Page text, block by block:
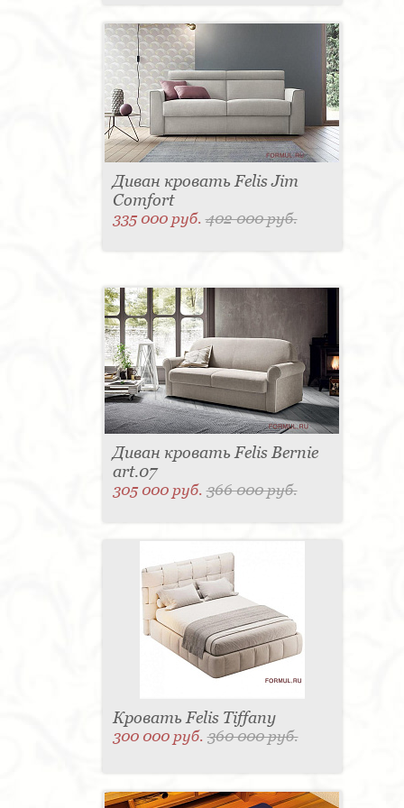
Диван кровать Felis Jim
Comfort
335 000 руб.402 000 руб.
Диван кровать Felis Bernie
art.07
305 000 руб.366 000 руб.
Кровать Felis Tiffany
300 000 руб.360 000 руб.